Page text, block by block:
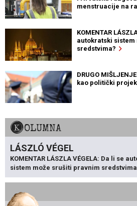
menstruacije na
KOMENTAR
autokratski
sredstvima?
DRUGO
kao politički
KOLUMNA
LÁSZLÓ VÉGEL
KOMENTAR LÁSZLA VÉGELA: Da li se
sistem može srušiti pravnim